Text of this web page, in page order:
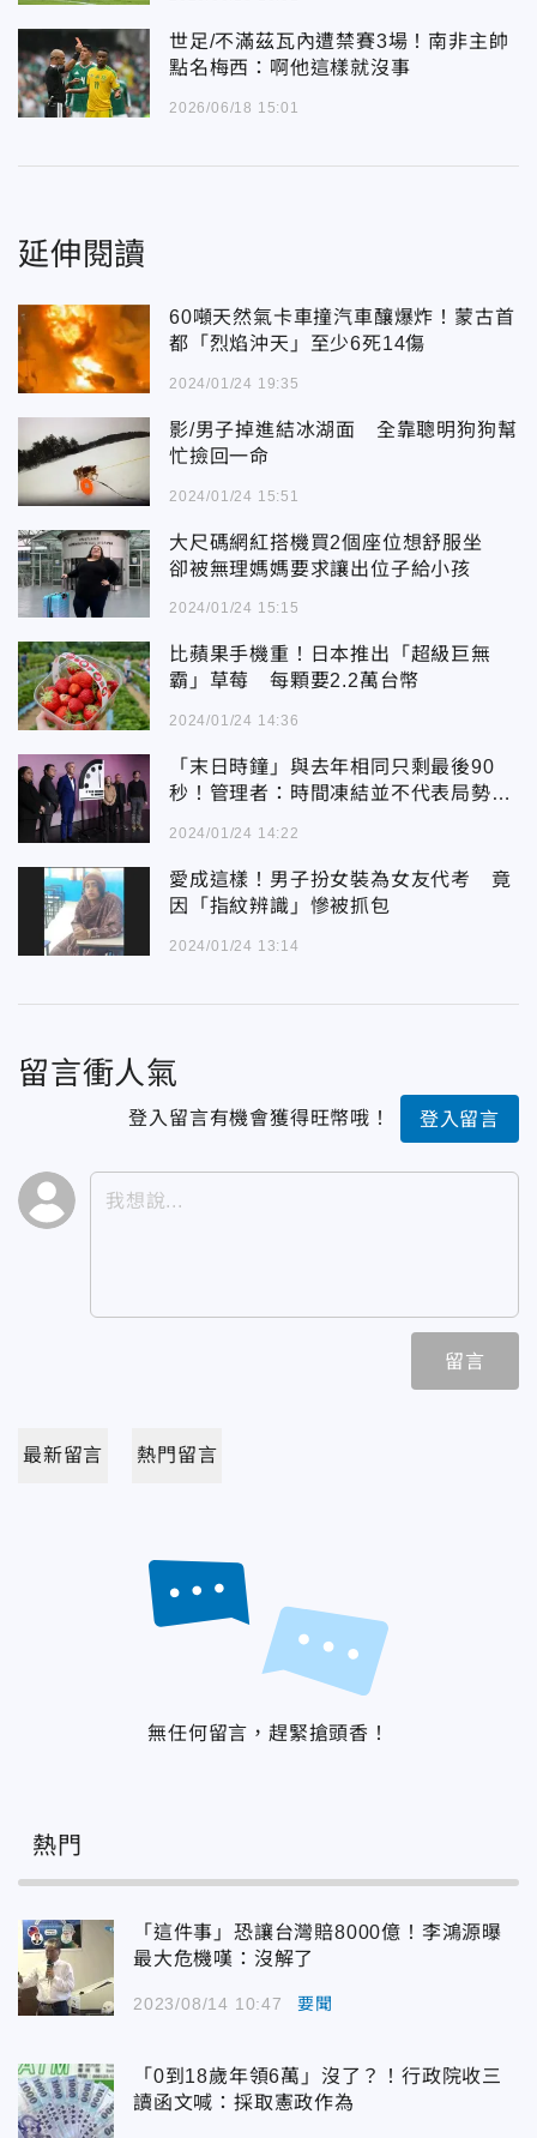
世足/不滿茲瓦內遭禁賽3場！南非主帥
點名梅西：啊他這樣就沒事
2026/06/18 15:01
延伸閱讀
60噸天然氣卡車撞汽車釀爆炸！蒙古首
都「烈焰沖天」至少6死14傷
2024/01/24 19:35
影/男子掉進結冰湖面 全靠聰明狗狗幫
忙撿回一命
2024/01/24 15:51
大尺碼網紅搭機買2個座位想舒服坐
卻被無理媽媽要求讓出位子給小孩
2024/01/24 15:15
比蘋果手機重！日本推出「超級巨無
霸」草莓 每顆要2.2萬台幣
2024/01/24 14:36
「末日時鐘」與去年相同只剩最後90
秒！管理者：時間凍結並不代表局勢穩
2024/01/24 14:22
愛成這樣！男子扮女裝為女友代考 竟
因「指紋辨識」慘被抓包
2024/01/24 13:14
留言衝人氣
登入留言有機會獲得旺幣哦！ 登入留言
留言
最新留言 熱門留言
無任何留言，趕緊搶頭香！
熱門
「這件事」恐讓台灣賠8000億！李鴻源曝
最大危機嘆：沒解了
2023/08/14 10:47 要聞
「0到18歲年領6萬」沒了？！行政院收三
讀函文喊：採取憲政作為